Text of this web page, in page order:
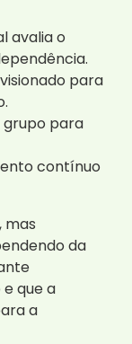
avalia o
para
grupo para
contínuo
mas
da
que a
a